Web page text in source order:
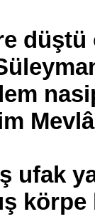
düştü
ufak